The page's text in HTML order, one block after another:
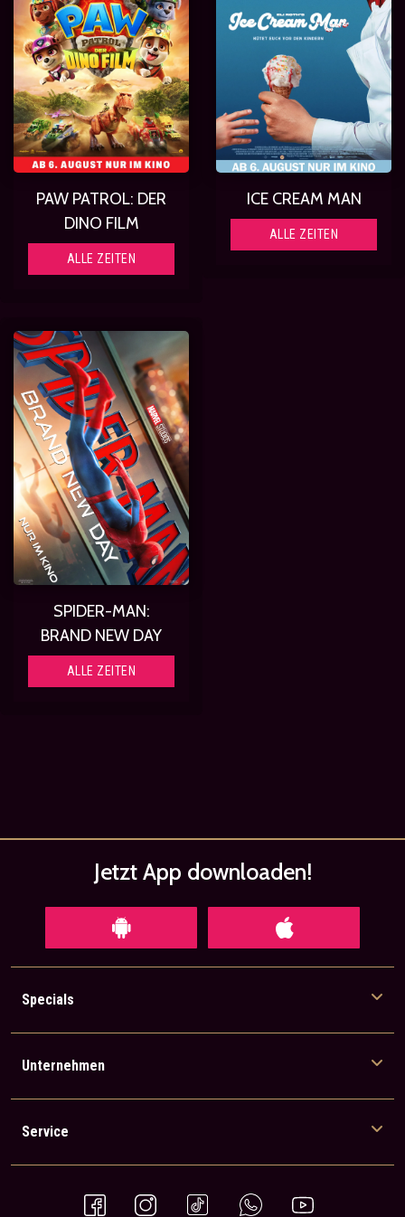
PAW PATROL: DER
DINO FILM
ALLE ZEITEN
ICE CREAM MAN
ALLE ZEITEN
SPIDER-MAN:
BRAND NEW DAY
ALLE ZEITEN
Jetzt App downloaden!
Specials
Unternehmen
Service